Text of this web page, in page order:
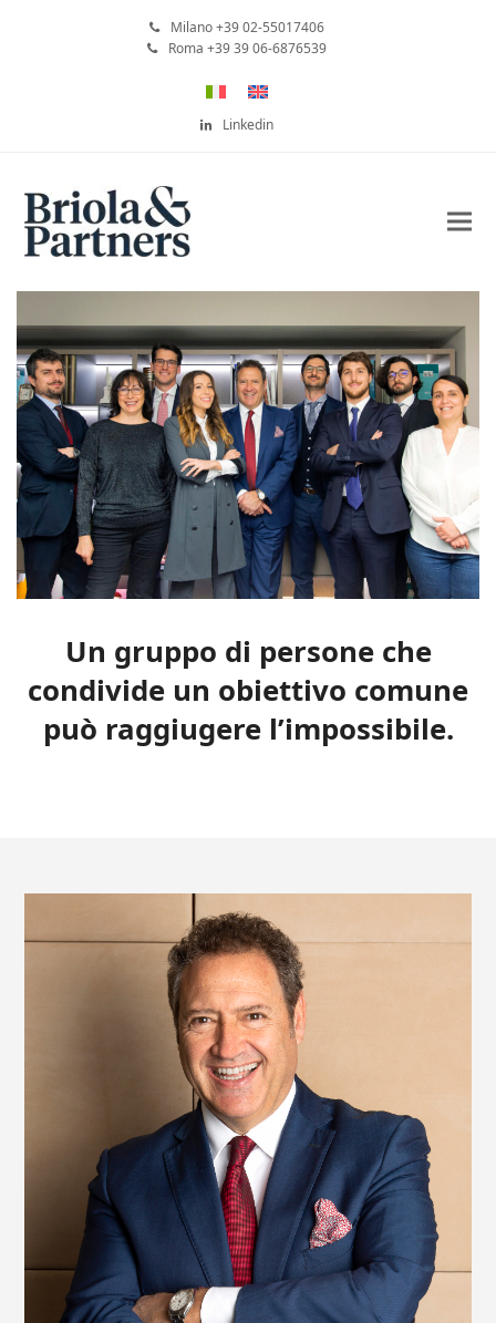
Milano +39 02-55017406
Roma +39 39 06-6876539
Linkedin
Un gruppo di persone che
condivide un obiettivo comune
può raggiugere l’impossibile.